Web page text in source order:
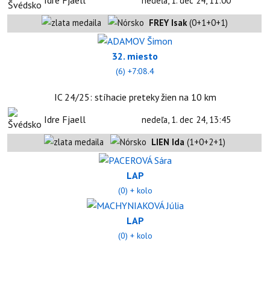
FREY Isak(0+1+0+1)
32. miesto
(6) +7:08.4
IC 24/25: stíhacie preteky žien na 10 km
Idre Fjaell
nedeľa, 1. dec 24, 13:45
LIEN Ida (1+0+2+1)
LAP
(0) + kolo
LAP
(0) + kolo